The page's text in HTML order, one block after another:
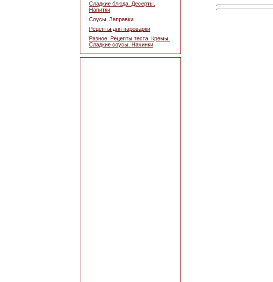
Сладкие блюда. Десерты.
Напитки
Соусы. Заправки
Рецепты для пароварки
Разное. Рецепты теста. Кремы.
Сладкие соусы. Начинки